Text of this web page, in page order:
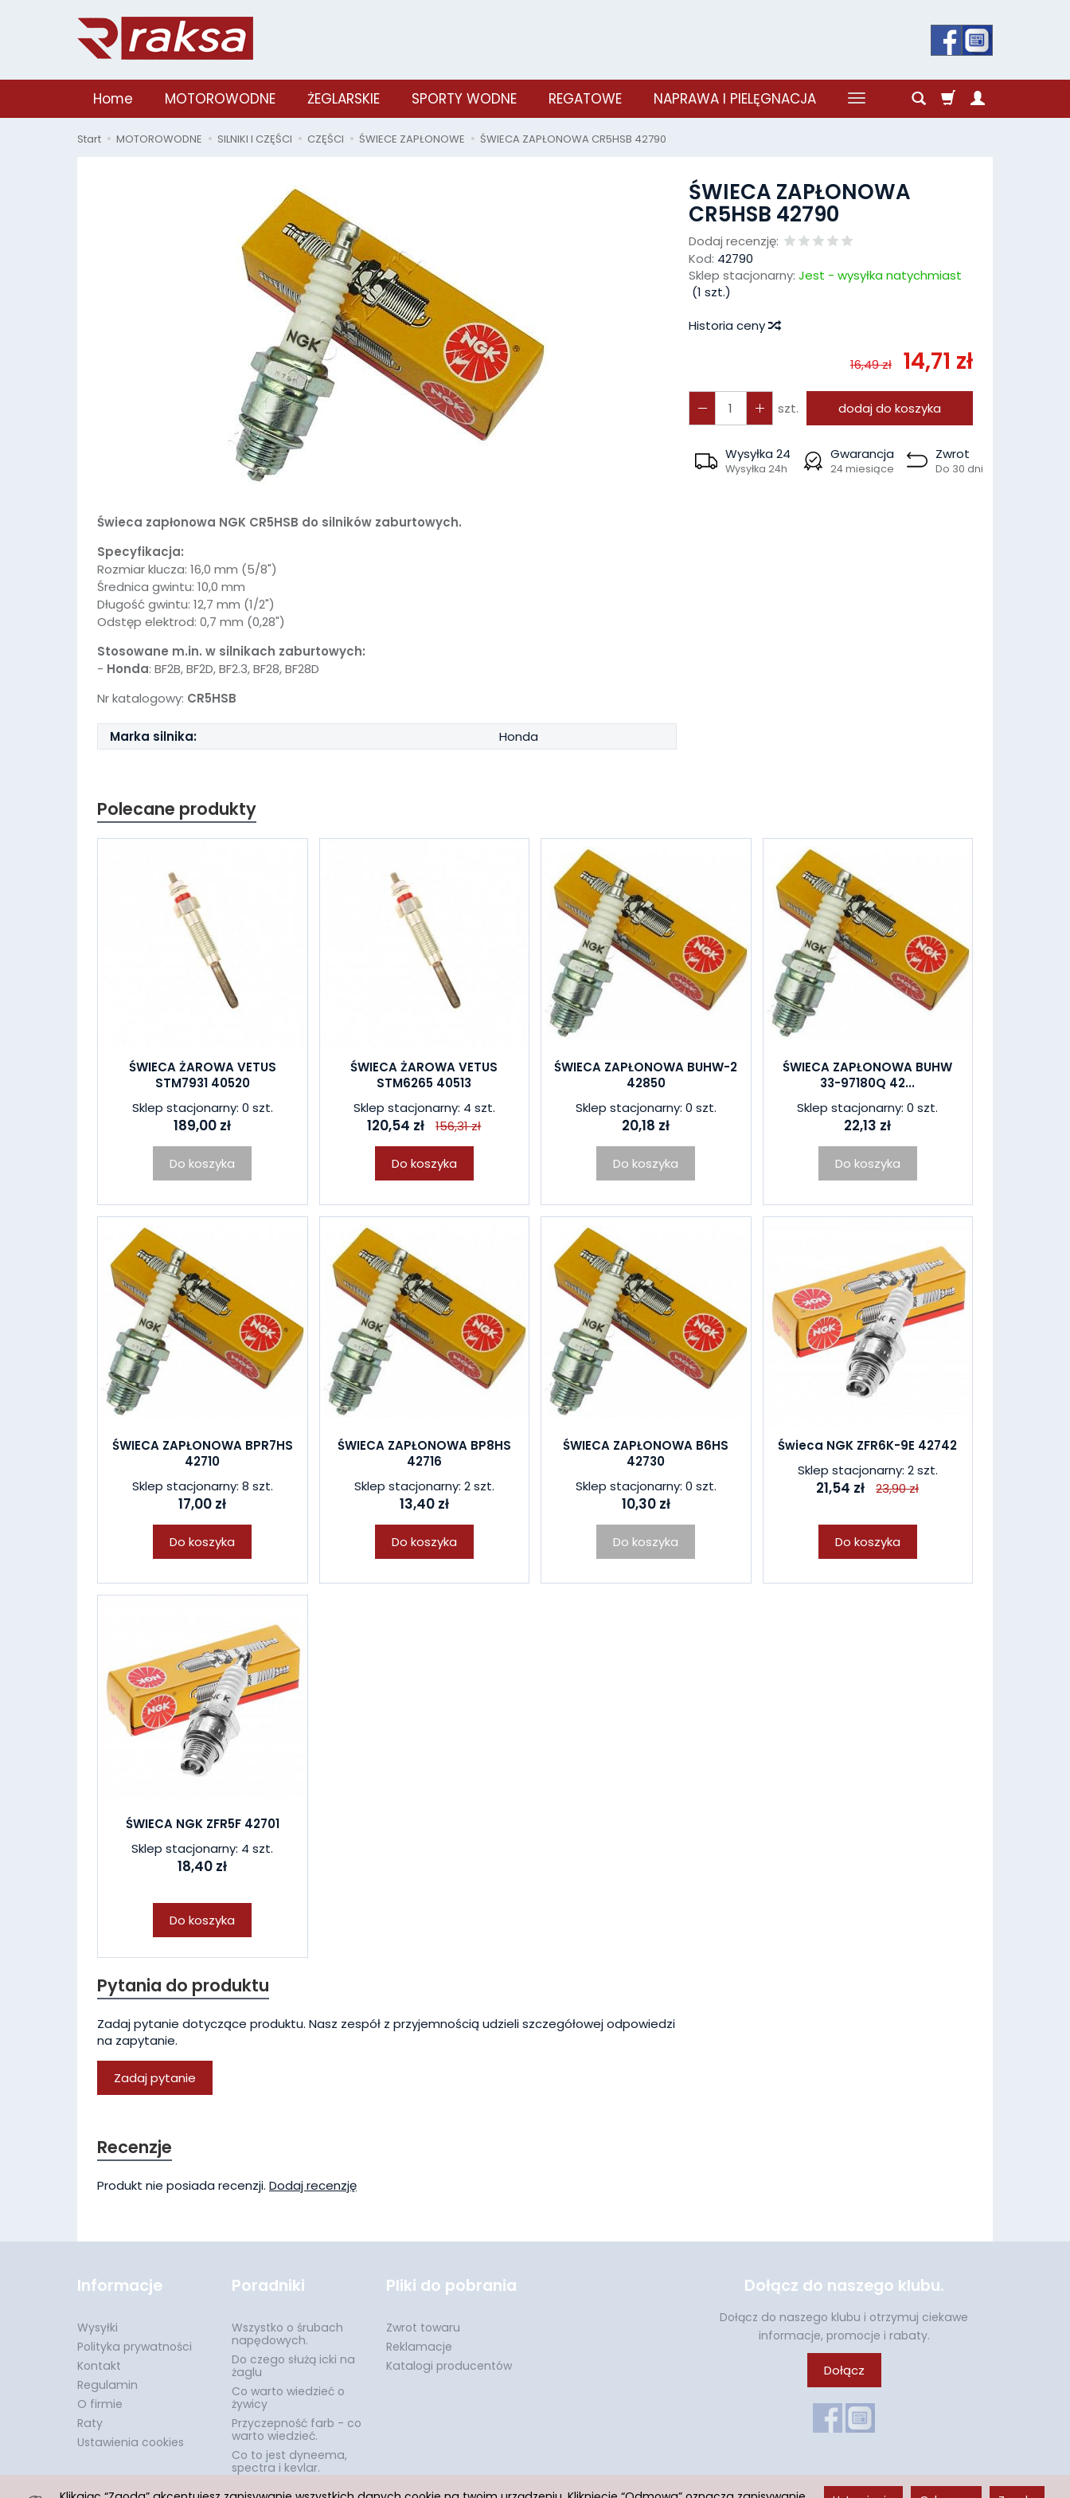
Home MOTOROWODNE ŻEGLARSKIE SPORTY WODNE REGATOWE NAPRAWA I PIELĘGNACJA
Start MOTOROWODNE SILNIKI I CZĘŚCI CZĘŚCI ŚWIECE ZAPŁONOWE ŚWIECA ZAPŁONOWA CR5HSB 42790
ŚWIECA ZAPŁONOWA
CR5HSB 42790
Dodaj recenzję:
Kod: 42790
Sklep stacjonarny: Jest - wysyłka natychmiast
(1 szt.)
Historia ceny
16,49 zł 14,71 zł
szt. dodaj do koszyka
Wysyłka 24
Wysyłka 24h
Gwarancja
24 miesiące
Zwrot
Do 30 dni
Świeca zapłonowa NGK CR5HSB do silników zaburtowych.
Specyfikacja:
Rozmiar klucza: 16,0 mm (5/8")
Średnica gwintu: 10,0 mm
Długość gwintu: 12,7 mm (1/2")
Odstęp elektrod: 0,7 mm (0,28")
Stosowane m.in. w silnikach zaburtowych:
- Honda: BF2B, BF2D, BF2.3, BF28, BF28D
Nr katalogowy: CR5HSB
Marka silnika: Honda
Polecane produkty
ŚWIECA ŻAROWA VETUS
STM7931 40520
Sklep stacjonarny: 0 szt.
189,00 zł
Do koszyka
ŚWIECA ŻAROWA VETUS
STM6265 40513
Sklep stacjonarny: 4 szt.
120,54 zł 156,31 zł
Do koszyka
ŚWIECA ZAPŁONOWA BUHW-2
42850
Sklep stacjonarny: 0 szt.
20,18 zł
Do koszyka
ŚWIECA ZAPŁONOWA BUHW
33-97180Q 42...
Sklep stacjonarny: 0 szt.
22,13 zł
Do koszyka
ŚWIECA ZAPŁONOWA BPR7HS
42710
Sklep stacjonarny: 8 szt.
17,00 zł
Do koszyka
ŚWIECA ZAPŁONOWA BP8HS
42716
Sklep stacjonarny: 2 szt.
13,40 zł
Do koszyka
ŚWIECA ZAPŁONOWA B6HS
42730
Sklep stacjonarny: 0 szt.
10,30 zł
Do koszyka
Świeca NGK ZFR6K-9E 42742
Sklep stacjonarny: 2 szt.
21,54 zł 23,90 zł
Do koszyka
ŚWIECA NGK ZFR5F 42701
Sklep stacjonarny: 4 szt.
18,40 zł
Do koszyka
Pytania do produktu
Zadaj pytanie dotyczące produktu. Nasz zespół z przyjemnością udzieli szczegółowej odpowiedzi
na zapytanie.
Zadaj pytanie
Recenzje
Produkt nie posiada recenzji. Dodaj recenzję
Informacje
Wysyłki
Polityka prywatności
Kontakt
Regulamin
O firmie
Raty
Ustawienia cookies
Poradniki
Wszystko o śrubach
napędowych.
Do czego służą icki na
żaglu
Co warto wiedzieć o
żywicy
Przyczepność farb - co
warto wiedzieć.
Co to jest dyneema,
spectra i kevlar.
Pliki do pobrania
Zwrot towaru
Reklamacje
Katalogi producentów
Dołącz do naszego klubu.
Dołącz do naszego klubu i otrzymuj ciekawe
informacje, promocje i rabaty.
Dołącz